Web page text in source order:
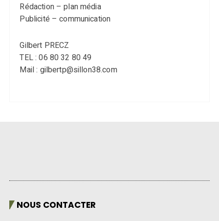
Rédaction – plan média
Publicité – communication
Gilbert PRECZ
TEL : 06 80 32 80 49
Mail : gilbertp@sillon38.com
NOUS CONTACTER